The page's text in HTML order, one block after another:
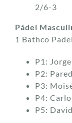
2/6-3
Pádel
1 Bathco
P1:
P2:
P3:
P4:
P5: